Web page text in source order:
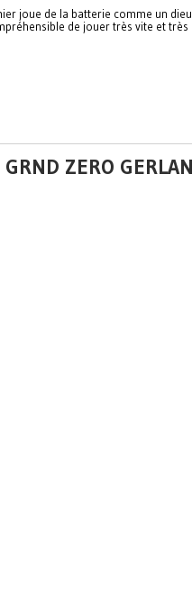
joue de la batterie comme un
de jouer très vite et
ZERO